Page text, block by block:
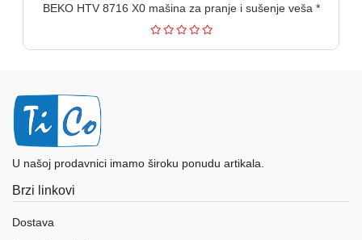
BEKO HTV 8716 X0 mašina za pranje i sušenje veša *
U našoj prodavnici imamo široku ponudu artikala.
Brzi linkovi
Dostava